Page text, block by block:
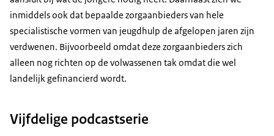
inmiddels ook dat bepaalde zorgaanbieders van hele
specialistische vormen van jeugdhulp de afgelopen jaren zijn
verdwenen. Bijvoorbeeld omdat deze zorgaanbieders zich
alleen nog richten op de volwassenen tak omdat die wel
landelijk gefinancierd wordt.
Vijfdelige podcastserie